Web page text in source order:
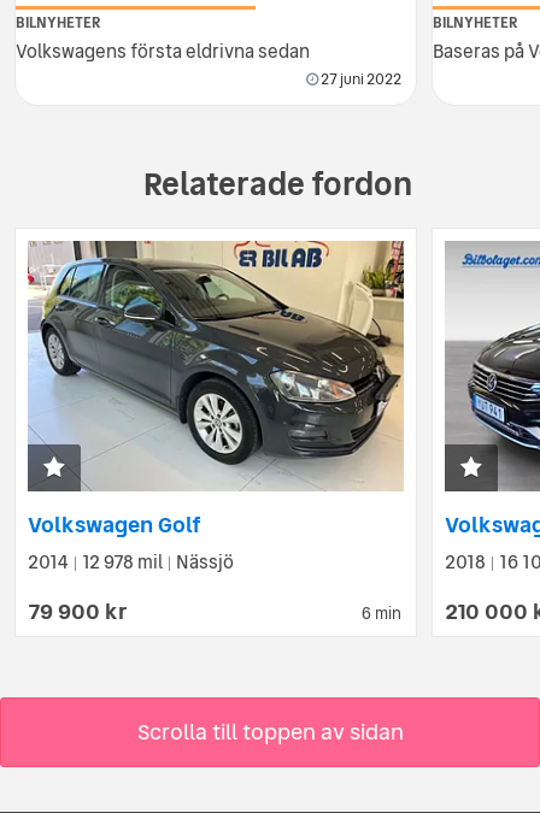
BILNYHETER
Volkswagens första eldrivna sedan
27 juni 2022
BILNYHETER
Baseras på
Relaterade fordon
6 min
Volkswagen Golf
2014 12 978 mil Nässjö
79 900 kr
2018 16
210 000
Scrolla till toppen av sidan